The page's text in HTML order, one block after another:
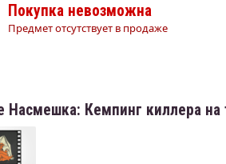
Покупка невозможна
Предмет отсутствует в продаже
Насмешка: Кемпинг киллера